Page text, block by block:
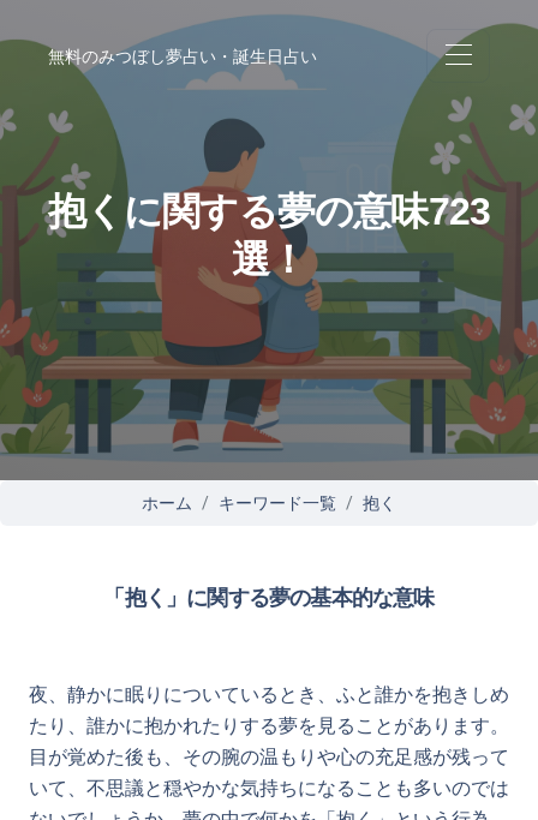
無料のみつぼし夢占い・誕生日占い
抱くに関する夢の意味723
選！
ホーム キーワード一覧 抱く
「抱く」に関する夢の基本的な意味
夜、静かに眠りについているとき、ふと誰かを抱きしめ
たり、誰かに抱かれたりする夢を見ることがあります。
目が覚めた後も、その腕の温もりや心の充足感が残って
いて、不思議と穏やかな気持ちになることも多いのでは